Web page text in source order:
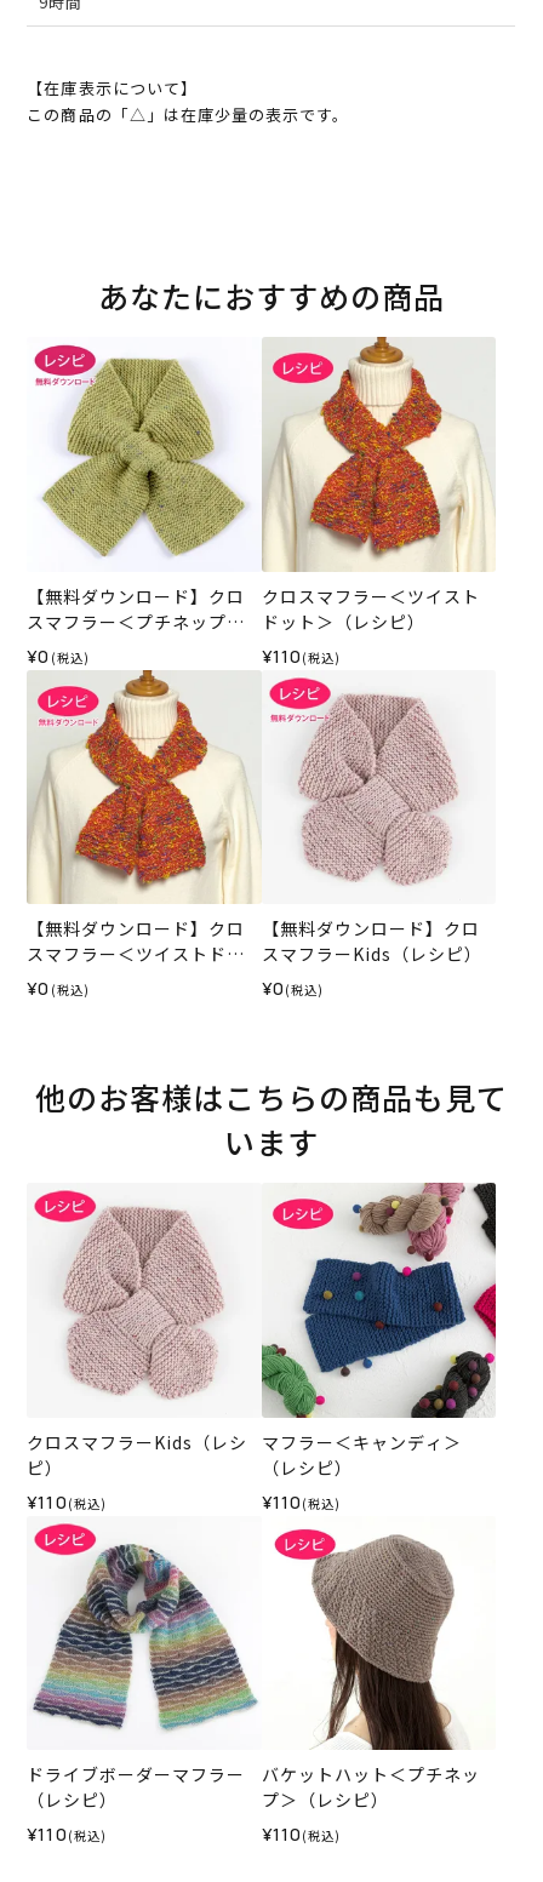
【在庫表示について】
この商品の「△」は在庫少量の表示です。
あなたにおすすめの商品
【無料ダウンロード】クロ
スマフラー＜プチネップ＞
（レシピ）
¥0 (税込)
クロスマフラー＜ツイスト
ドット＞（レシピ）
¥110 (税込)
【無料ダウンロード】クロ
スマフラー＜ツイストドッ
ト＞（レシピ）
¥0 (税込)
【無料ダウンロード】クロ
スマフラーKids（レシピ）
¥0 (税込)
他のお客様はこちらの商品も見て
います
クロスマフラーKids（レシ
ピ）
¥110 (税込)
マフラー＜キャンディ＞
（レシピ）
¥110 (税込)
ドライブボーダーマフラー
（レシピ）
¥110 (税込)
バケットハット＜プチネッ
プ＞（レシピ）
¥110 (税込)